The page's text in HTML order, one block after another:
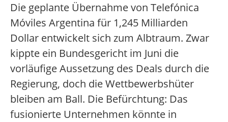
Die geplante Übernahme von Telefónica
Móviles Argentina für 1,245 Milliarden
Dollar entwickelt sich zum Albtraum. Zwar
kippte ein Bundesgericht im Juni die
vorläufige Aussetzung des Deals durch die
Regierung, doch die Wettbewerbshüter
bleiben am Ball. Die Befürchtung: Das
fusionierte Unternehmen könnte in